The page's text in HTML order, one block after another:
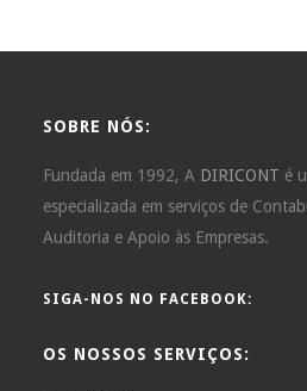
SOBRE NÓS:
Fundada em 1992, A DIRICONT é
especializada em serviços de
Auditoria e Apoio às Empresas.
SIGA-NOS NO FACEBOOK:
OS NOSSOS SERVIÇOS: